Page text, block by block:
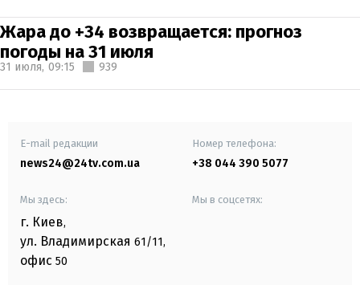
Жара до +34 возвращается: прогноз
погоды на 31 июля
31 июля, 09:15 939
E-mail редакции
news24@24tv.com.ua
Номер телефона:
+38 044 390 5077
Мы здесь:
г. Киев,
ул. Владимирская 61/11,
офис 50
Мы в соцсетях: